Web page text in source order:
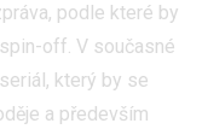
podle které by
off. V současné
který by se
a především